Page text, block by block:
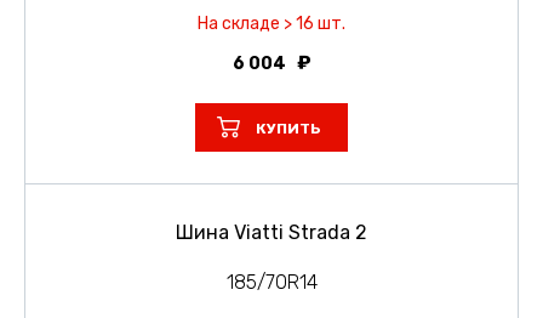
На складе > 16 шт.
6 004
КУПИТЬ
Шина Viatti Strada 2
185/70R14